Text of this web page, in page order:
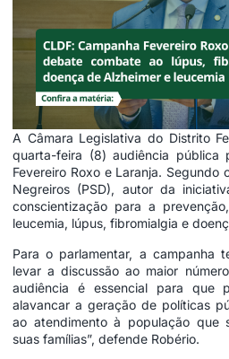
A Câmara Legislativa do Distrito
quarta-feira (8) audiência pública
Fevereiro Roxo e Laranja.
Negreiros (PSD), autor da
conscientização para a
leucemia, lúpus, fibromialgia e
Para o parlamentar, a campanha
levar a discussão ao maior
audiência é essencial para que
alavancar a geração de políticas
ao atendimento à população que
suas famílias”, defende Robério.